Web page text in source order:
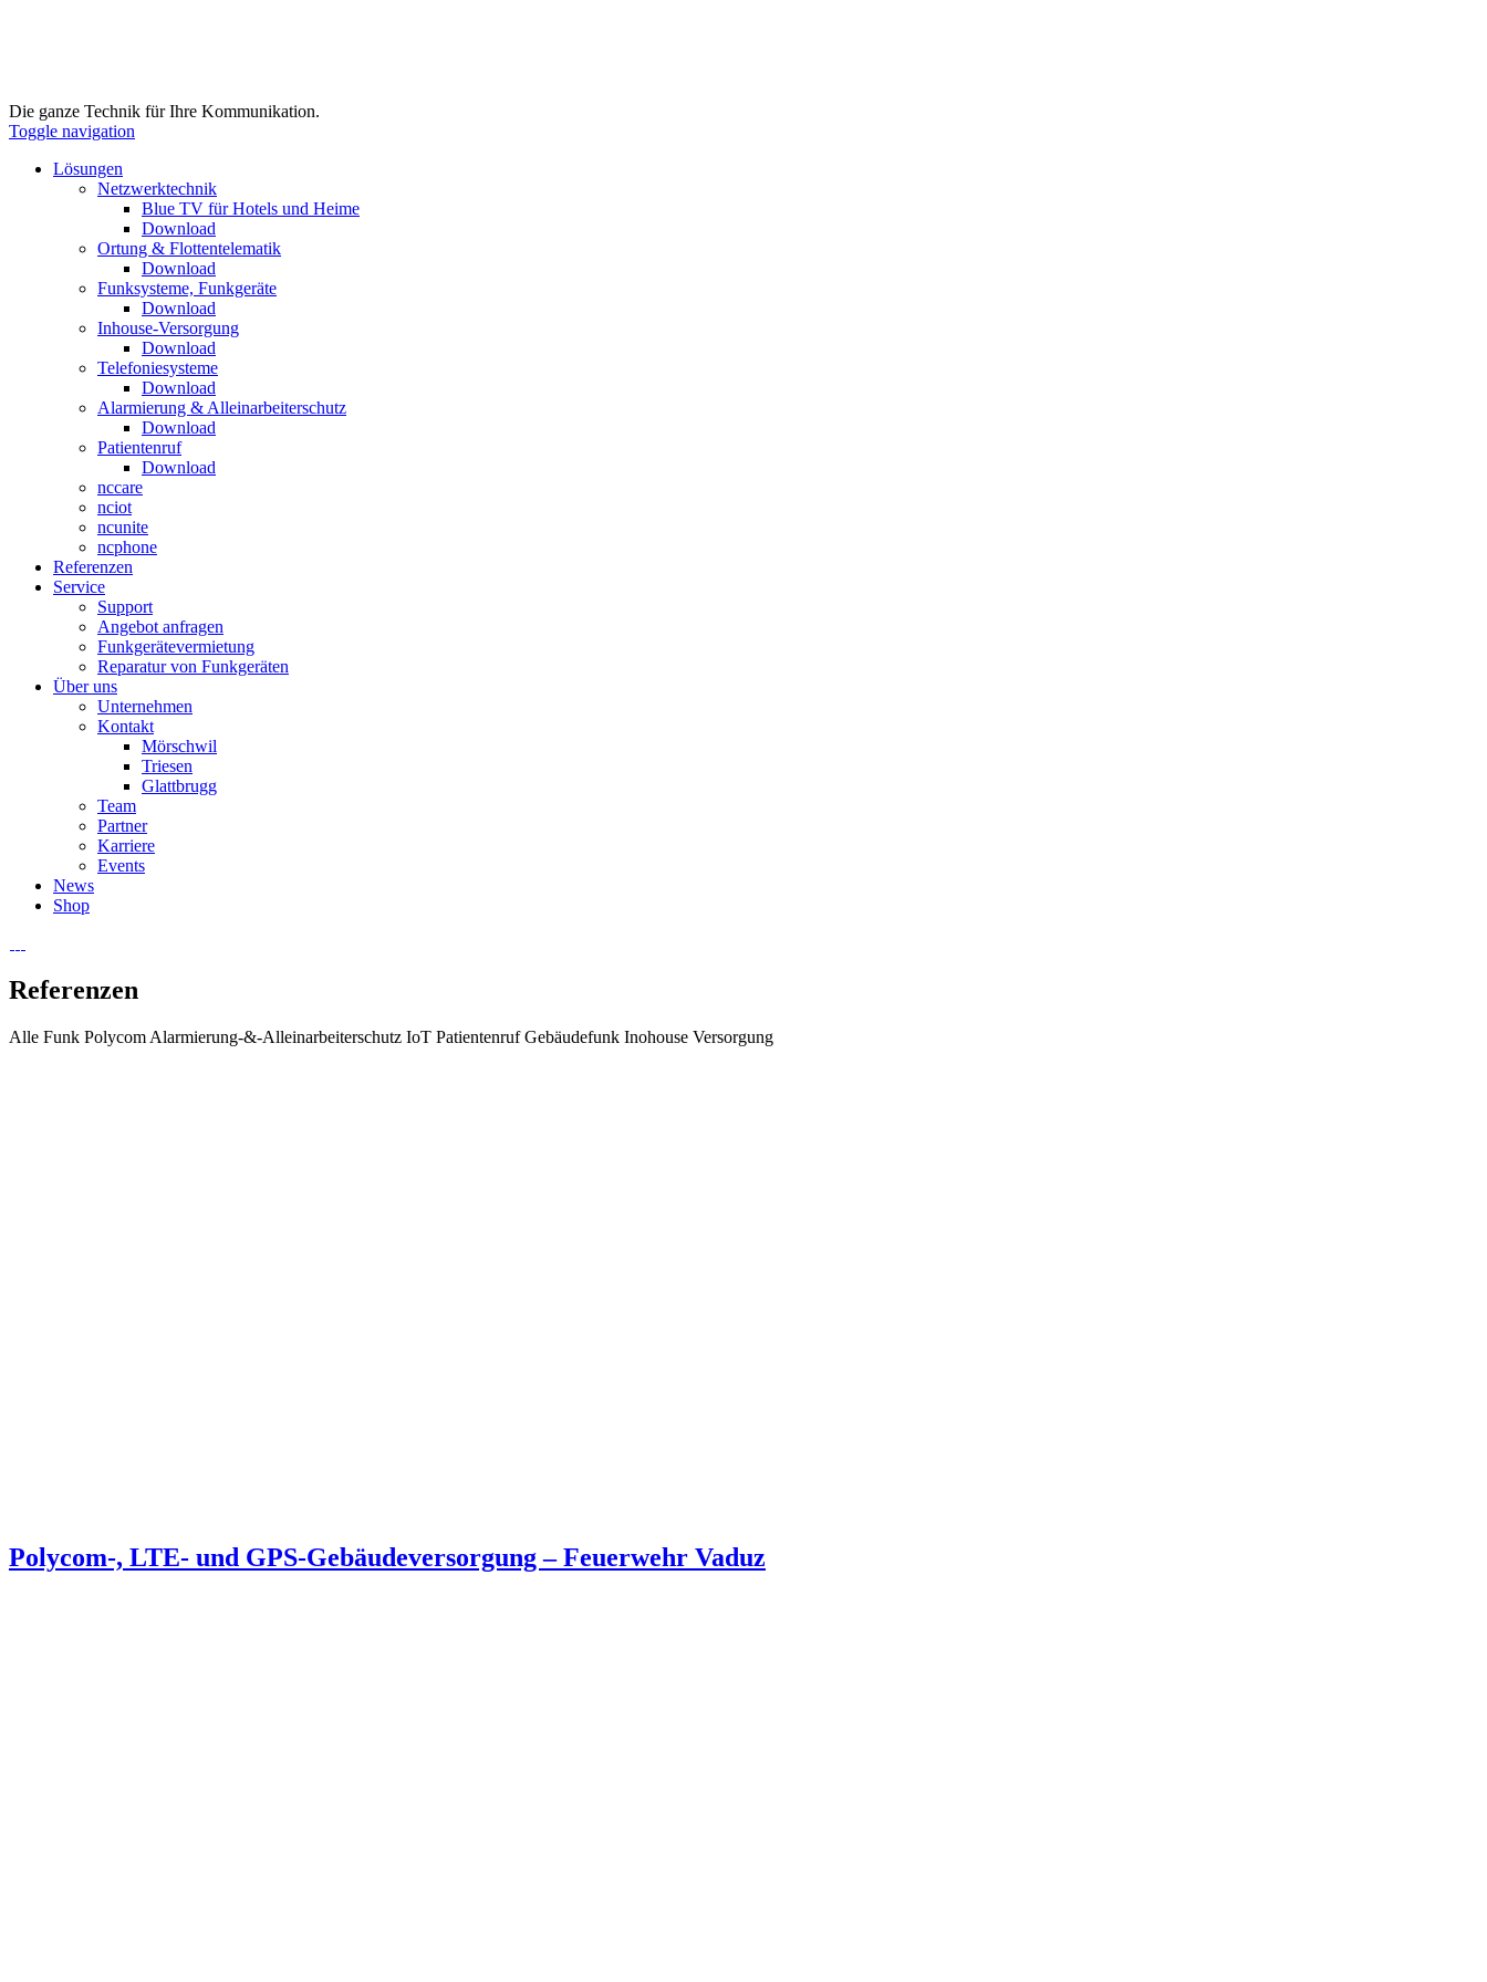
Die ganze Technik für Ihre Kommunikation.
Toggle navigation
Lösungen
Netzwerktechnik
Blue TV für Hotels und Heime
Download
Ortung & Flottentelematik
Download
Funksysteme, Funkgeräte
Download
Inhouse-Versorgung
Download
Telefoniesysteme
Download
Alarmierung & Alleinarbeiterschutz
Download
Patientenruf
Download
nccare
nciot
ncunite
ncphone
Referenzen
Service
Support
Angebot anfragen
Funkgerätevermietung
Reparatur von Funkgeräten
Über uns
Unternehmen
Kontakt
Mörschwil
Triesen
Glattbrugg
Team
Partner
Karriere
Events
News
Shop
springen
springen
Referenzen
Alle Funk Polycom Alarmierung-&-Alleinarbeiterschutz IoT Patientenruf Gebäudefunk Inohouse Versorgung
Polycom-, LTE- und GPS-Gebäudeversorgung – Feuerwehr Vaduz